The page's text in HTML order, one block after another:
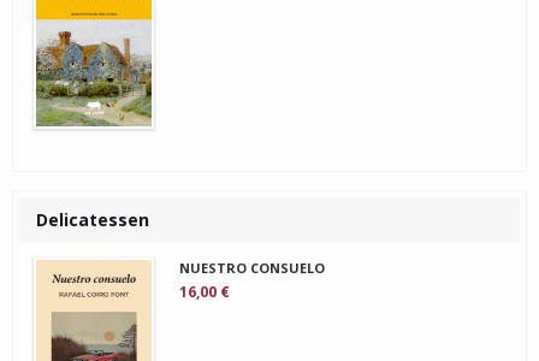
Delicatessen
NUESTRO CONSUELO
16,00 €